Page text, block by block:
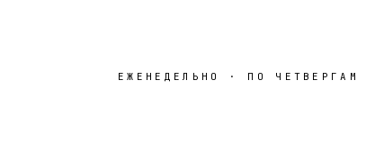
ЕЖЕНЕДЕЛЬНО · ПО ЧЕТВЕРГАМ